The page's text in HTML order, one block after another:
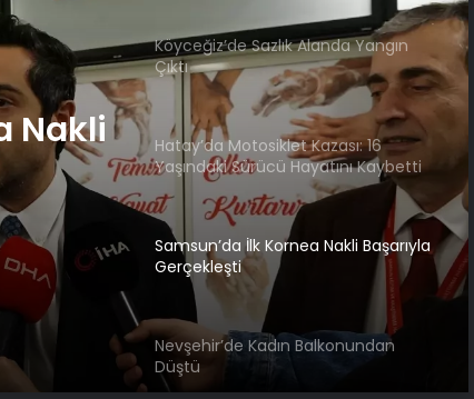
Nakli
Hatay’da Motosiklet Kazası: 16
Yaşındaki Sürücü Hayatını Kaybetti
Samsun’da İlk Kornea Nakli Başarıyla
Gerçekleşti
Nevşehir’de Kadın Balkonundan
Düştü
Trakya’da Sağlık Turizmi Buluşması